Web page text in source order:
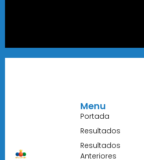
Menu
Portada
Resultados
Resultados
Anteriores